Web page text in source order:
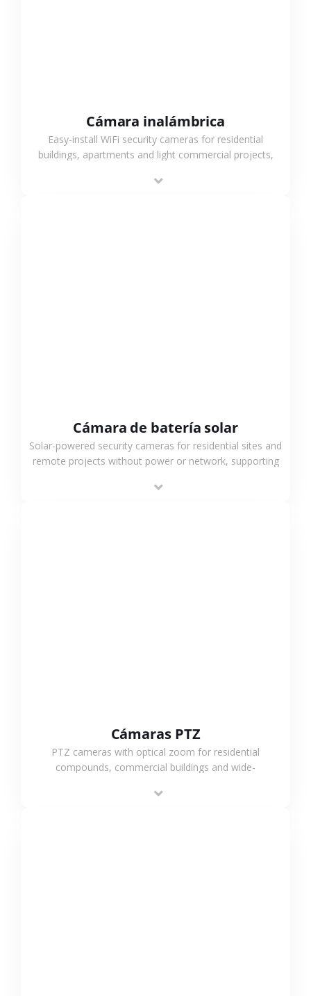
Cámara inalámbrica
Easy-install WiFi security cameras for residential
buildings, apartments and light commercial projects,
surveillance solutions.
Cámara de batería solar
Solar-powered security cameras for residential sites and
remote projects without power or network, supporting
outdoor monitoring.
Cámaras PTZ
PTZ cameras with optical zoom for residential
compounds, commercial buildings and wide-
monitoring and flexible coverage.